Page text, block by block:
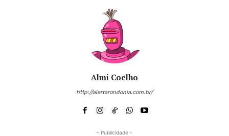
Almi Coelho
http://alertarondonia.com.br/
- Publicidade -